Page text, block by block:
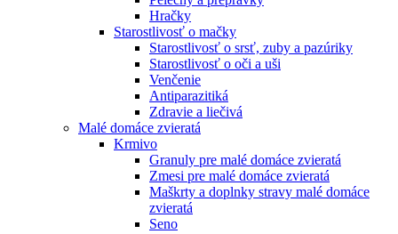
Hračky
Starostlivosť o mačky
Starostlivosť o srsť, zuby a pazúriky
Starostlivosť o oči a uši
Venčenie
Antiparazitiká
Zdravie a liečivá
Malé domáce zvieratá
Krmivo
Granuly pre malé domáce zvieratá
Zmesi pre malé domáce zvieratá
Maškrty a doplnky stravy malé domáce
zvieratá
Seno